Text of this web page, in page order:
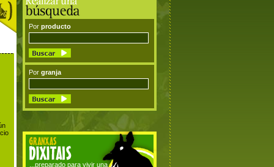
Por producto
Por granja
...preparado para vivir una